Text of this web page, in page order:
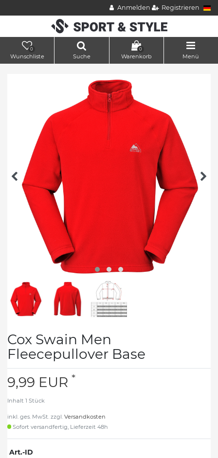
Anmelden Registrieren
0
Wunschliste Suche
0
Warenkorb Menü
Cox Swain Men
Fleecepullover Base
9,99 EUR *
Inhalt 1 Stück
inkl. ges. MwSt. zzgl. Versandkosten
Sofort versandfertig, Lieferzeit 48h
Art.-ID